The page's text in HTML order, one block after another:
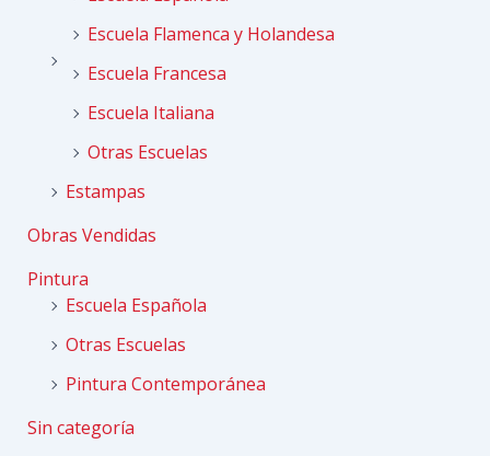
Escuela Flamenca y Holandesa
Escuela Francesa
Escuela Italiana
Otras Escuelas
Estampas
Obras Vendidas
Pintura
Escuela Española
Otras Escuelas
Pintura Contemporánea
Sin categoría